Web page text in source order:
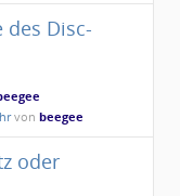
des Disc-
vonbeegee
oder